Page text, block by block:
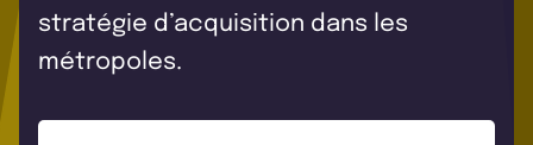
stratégie d’acquisition dans les
métropoles.